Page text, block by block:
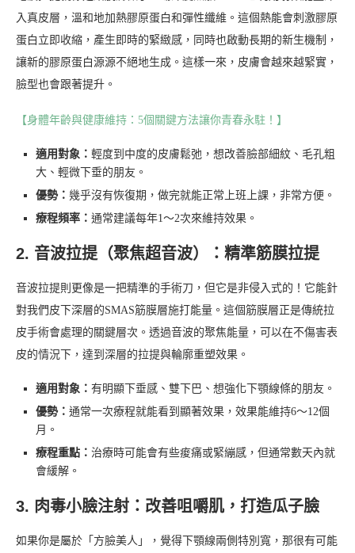
入真皮層，溫和地加熱膠原蛋白和彈性纖維。這個熱能會刺激膠原
蛋白立即收縮，產生即時的緊緻感，同時也啟動長期的新生機制，
讓新的膠原蛋白源源不絕地生成。這樣一來，皮膚會越來越緊實，
臉型也會跟著提升。
【身體年齡與健康維持：5個關鍵方法讓你青春永駐！】
適用對象： 輕度到中度的皮膚鬆弛，想改善臉部細紋、毛孔粗
大、輕微下垂的朋友。
優勢： 幾乎沒有恢復期，做完就能正常上班上課，非常方便。
療程頻率： 通常建議每年1～2次來維持效果。
2. 音波拉提（聚焦超音波）：精準筋膜拉提
音波拉提則更像是一把精準的手術刀，但它是非侵入式的！它能針
對我們皮下深層的SMAS筋膜層施打能量。這個筋膜層正是傳統拉
皮手術會處理的關鍵層次。透過音波的聚焦能量，可以在不傷害表
皮的情況下，達到深層的拉提與輪廓重塑效果。
適用對象： 有明顯下垂感、雙下巴、想強化下顎線條的朋友。
優勢： 通常一次療程就能看到顯著效果，效果能維持6～12個
月。
療程重點： 治療時可能會有些痠痛或緊繃感，但通常數天內就
會緩解。
3. 肉毒小臉注射：改善咀嚼肌，打造瓜子臉
如果你是屬於「方臉美人」，覺得下顎線兩側特別寬，那很有可能